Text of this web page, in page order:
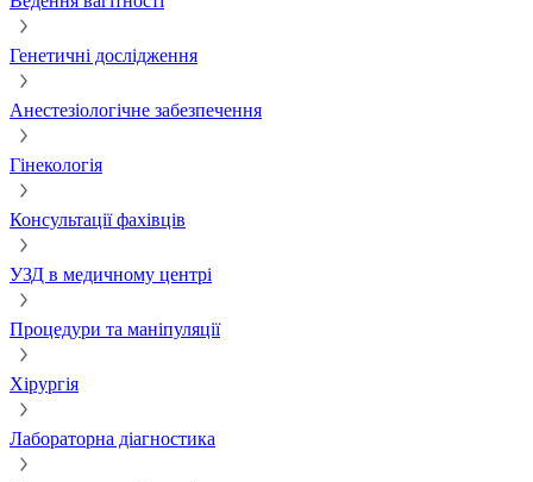
Генетичні дослідження
Анестезіологічне забезпечення
Гінекологія
Консультації фахівців
УЗД в медичному центрі
Процедури та маніпуляції
Хірургія
Лабораторна діагностика